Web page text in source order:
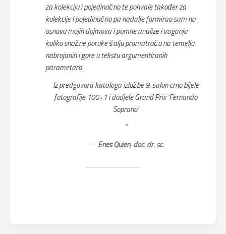
za kolekciju i pojedinačno te pohvale također za
kolekcije i pojedinačno pa nadalje formirao sam na
osnovu mojih dojmova i pomne analize i vaganja
koliko snažne poruke šalju promatraču na temelju
nabrojanih i gore u tekstu argumentiranih
parametara.
Iz predgovora kataloga izložbe 9. salon crno bijele
fotografije 100+1 i dodjele Grand Prix ‘Fernando
Soprano’
“
— Enes Quien, doc. dr. sc.